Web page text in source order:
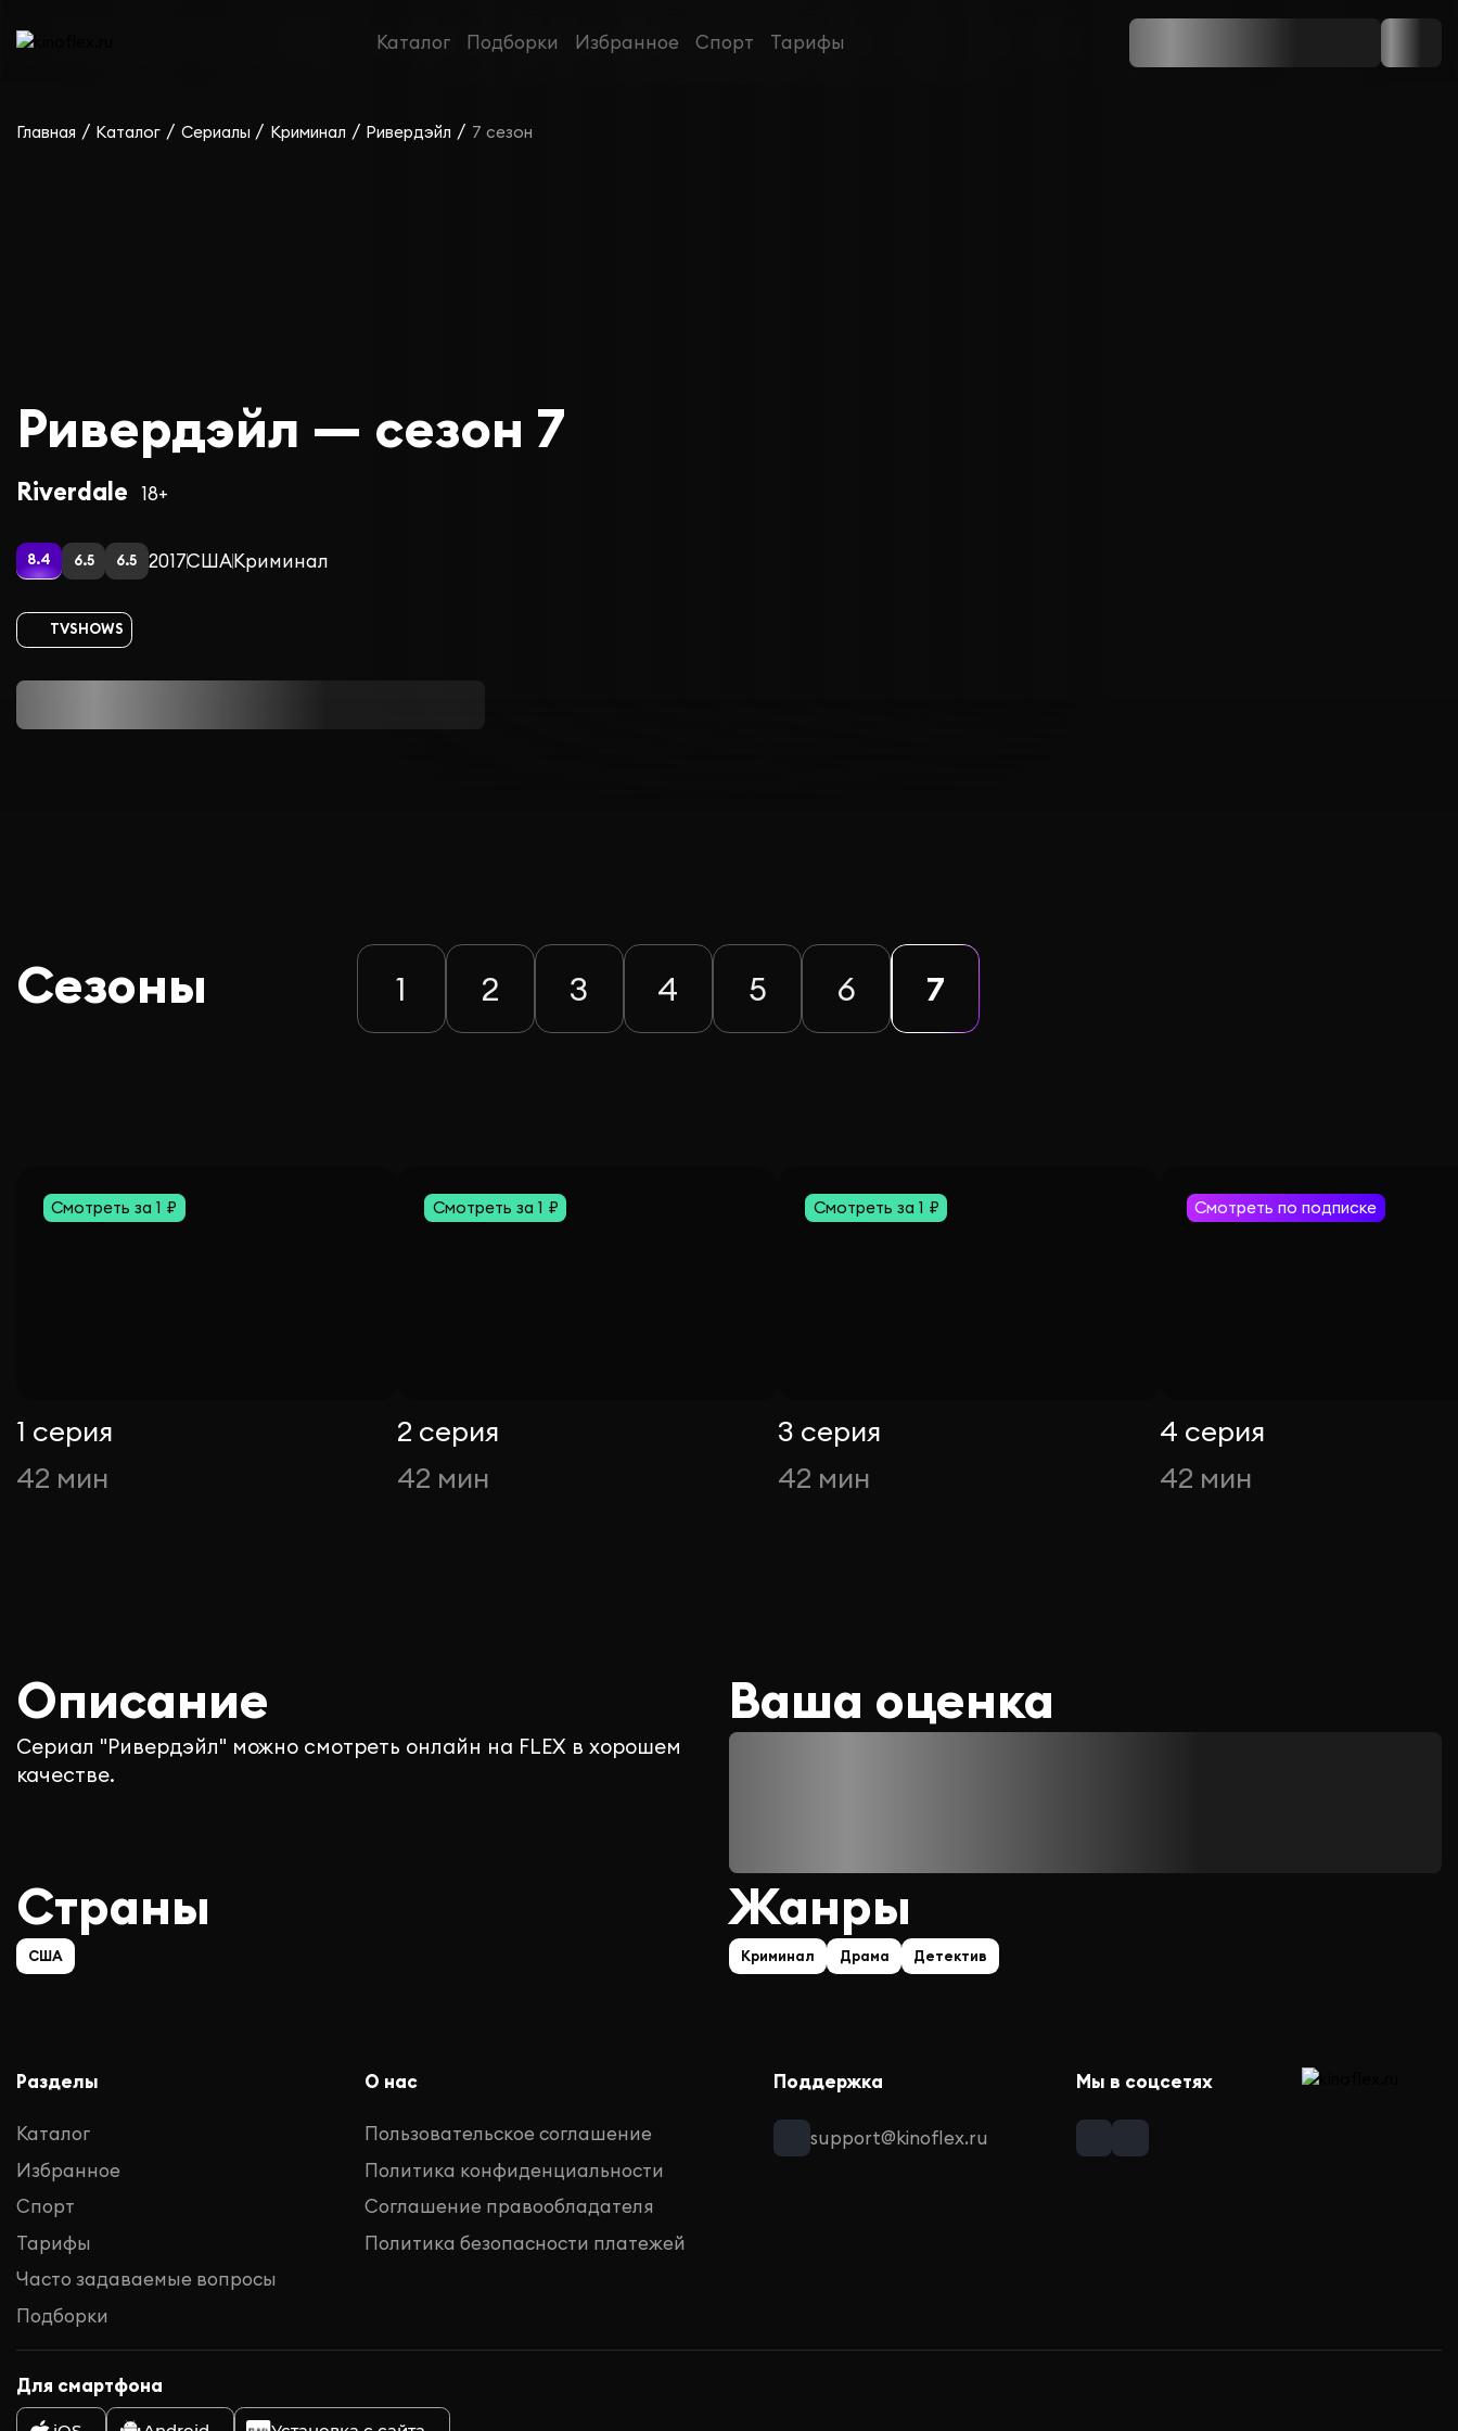
Каталог Подборки Избранное Спорт Тарифы
Главная / Каталог / Сериалы / Криминал / Ривердэйл / 7 сезон
Ривердэйл — сезон 7
Riverdale 18+
8.4 6.5 6.5 2017СШАКриминал
TVSHOWS
Сезоны 1 2 3 4 5 6 7
Смотреть за 1 ₽
1 серия
42 мин
Смотреть за 1 ₽
2 серия
42 мин
Смотреть за 1 ₽
3 серия
42 мин
Смотреть по подписке
4 серия
42 мин
Описание
Сериал "Ривердэйл" можно смотреть онлайн на FLEX в хорошем
качестве.
Ваша оценка
Страны
США
Жанры
Криминал Драма Детектив
Разделы
Каталог
Избранное
Спорт
Тарифы
Часто задаваемые вопросы
Подборки
О нас
Пользовательское соглашение
Политика конфиденциальности
Соглашение правообладателя
Политика безопасности платежей
Поддержка
support@kinoflex.ru
Мы в соцсетях
Для смартфона